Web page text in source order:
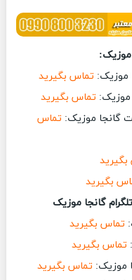
موزیک:
موزیک: تماس بگیرید
تماس بگیرید
گانجا موزیک: تماس
بگیرید
گانجا موزیک
تماس بگیرید
تماس بگیرید
موزیک: تماس بگیرید